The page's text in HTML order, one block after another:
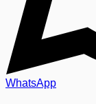
WhatsApp